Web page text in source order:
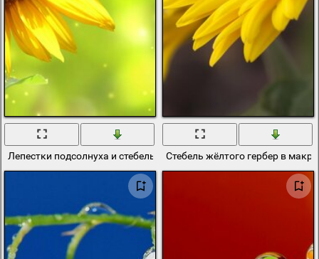
Лепестки подсолнуха и стебель бокеСтебель жёлтого гербер в